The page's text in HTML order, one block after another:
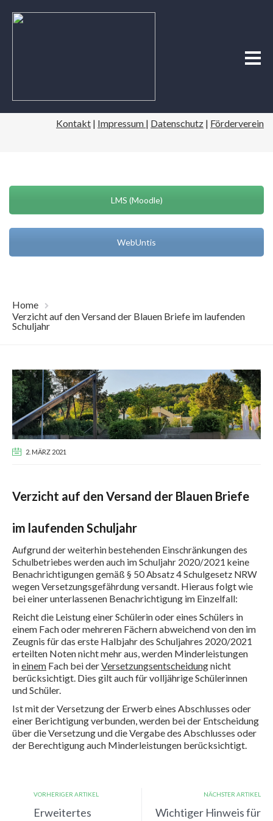
Kontakt | Impressum | Datenschutz | Förderverein
LMS (Moodle)
WebUntis
Home
Verzicht auf den Versand der Blauen Briefe im laufenden
Schuljahr
2. MÄRZ 2021
Verzicht auf den Versand der Blauen Briefe
im laufenden Schuljahr
Aufgrund der weiterhin bestehenden Einschränkungen des
Schulbetriebes werden auch im Schuljahr 2020/2021 keine
Benachrichtigungen gemäß § 50 Absatz 4 Schulgesetz NRW
wegen Versetzungsgefährdung versandt. Hieraus folgt wie
bei einer unterlassenen Benachrichtigung im Einzelfall:
Reicht die Leistung einer Schülerin oder eines Schülers in
einem Fach oder mehreren Fächern abweichend von den im
Zeugnis für das erste Halbjahr des Schuljahres 2020/2021
erteilten Noten nicht mehr aus, werden Minderleistungen
ineinem Fach bei derVersetzungsentscheidungnicht
berücksichtigt. Dies gilt auch für volljährige Schülerinnen
und Schüler.
Ist mit der Versetzung der Erwerb eines Abschlusses oder
einer Berichtigung verbunden, werden bei der Entscheidung
über die Versetzung und die Vergabe des Abschlusses oder
der Berechtigung auch Minderleistungen berücksichtigt.
VORHERIGER ARTIKEL
Erweitertes
NÄCHSTER ARTIKEL
Wichtiger Hinweis für